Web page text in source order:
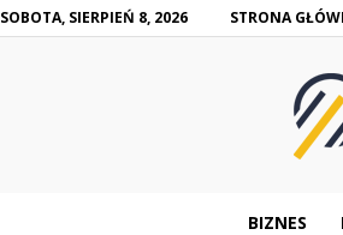
SOBOTA, SIERPIEŃ 8, 2026 STRONA
BIZNES